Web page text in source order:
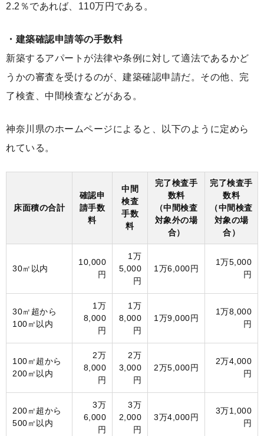
2.2％であれば、110万円である。
・建築確認申請等の手数料
新築するアパートが法律や条例に対して適法であるかど
うかの審査を受けるのが、建築確認申請だ。その他、完
了検査、中間検査などがある。
神奈川県のホームページによると、以下のように定めら
れている。
床面積の合計
確認申
請手数
料
中間
検査
手数
料
完了検査手
数料
（中間検査
対象外の場
合）
完了検査手
数料
（中間検査
対象の場
合）
30㎡以内
10,000
円
1万
5,000
円
1万6,000円
1万5,000
円
30㎡超から
100㎡以内
1万
8,000
円
1万
8,000
円
1万9,000円
1万8,000
円
100㎡超から
200㎡以内
2万
8,000
円
2万
3,000
円
2万5,000円
2万4,000
円
200㎡超から
500㎡以内
3万
6,000
円
3万
2,000
円
3万4,000円
3万1,000
円